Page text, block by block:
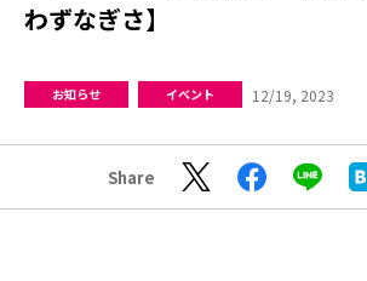
わずなぎさ】
お知らせ イベント 12/19, 2023
Share